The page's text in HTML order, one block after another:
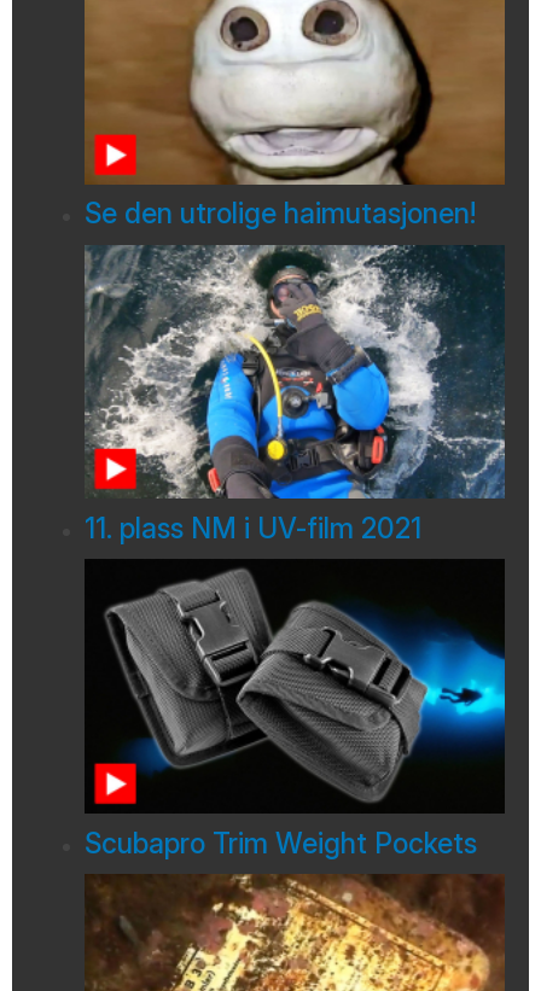
Se den utrolige haimutasjonen!
11. plass NM i UV-film 2021
Scubapro Trim Weight Pockets